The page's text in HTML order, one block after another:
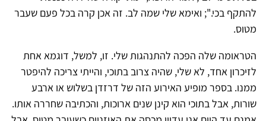
להתקף בכי."; ואימא שלי שמה לב. זה אכן קרה בכל פעם שעבר
מטוס.
הטראומה שלה הפכה להתנהגות שלי. זו, למשל, דוגמא אחת
לזיכרון אחד, לא שלי, שהיה צרוב בתוכי, והייתי צריכה להיפטר
ממנו. בספר מופיע האירוע הזה של דרזדן בשלוש או ארבע
שורות, אבל בתוכי הוא קינן שנים ארוכות, והכתיבה שחררה אותו.